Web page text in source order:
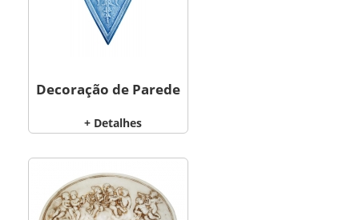
Decoração de Parede
+ Detalhes